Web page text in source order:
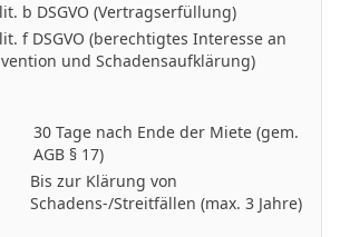
b DSGVO (Vertragserfüllung)
f DSGVO (berechtigtes Interesse an
und Schadensaufklärung)
30 Tage nach Ende der Miete (gem.
AGB § 17)
Bis zur Klärung von
Schadens-/Streitfällen (max. 3 Jahre)